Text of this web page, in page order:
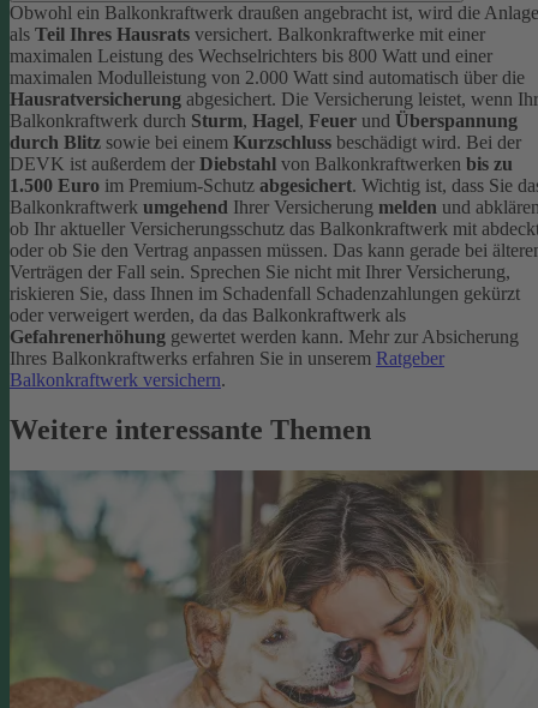
Obwohl ein Balkonkraftwerk draußen angebracht ist, wird die Anlage
als Teil Ihres Hausrats versichert. Balkonkraftwerke mit einer
maximalen Leistung des Wechselrichters bis 800 Watt und einer
maximalen Modulleistung von 2.000 Watt sind automatisch über die
Hausratversicherung abgesichert. Die Versicherung leistet, wenn Ihr
Balkonkraftwerk durch Sturm, Hagel, Feuer und Überspannung
durch Blitz sowie bei einem Kurzschluss beschädigt wird. Bei der
DEVK ist außerdem der Diebstahl von Balkonkraftwerken bis zu
1.500 Euro im Premium-Schutz abgesichert. Wichtig ist, dass Sie
Balkonkraftwerk umgehend Ihrer Versicherung melden und
ob Ihr aktueller Versicherungsschutz das Balkonkraftwerk mit
oder ob Sie den Vertrag anpassen müssen. Das kann gerade bei
Verträgen der Fall sein. Sprechen Sie nicht mit Ihrer Versicherung,
riskieren Sie, dass Ihnen im Schadenfall Schadenzahlungen gekürzt
oder verweigert werden, da das Balkonkraftwerk als
Gefahrenerhöhung gewertet werden kann. Mehr zur Absicherung
Ihres Balkonkraftwerks erfahren Sie in unserem Ratgeber
Balkonkraftwerk versichern.
Weitere interessante Themen